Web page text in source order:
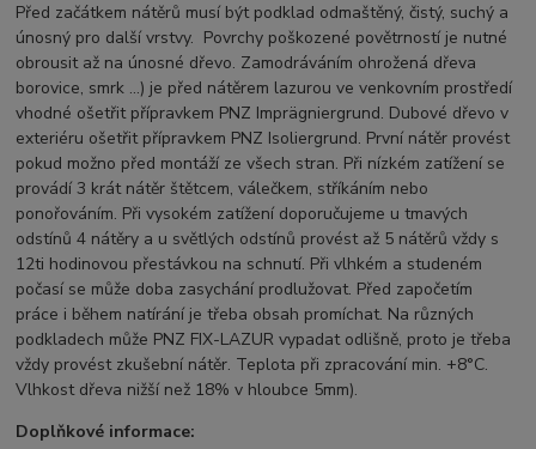
Před začátkem nátěrů musí být podklad odmaštěný, čistý, suchý a
únosný pro další vrstvy. Povrchy poškozené povětrností je nutné
obrousit až na únosné dřevo. Zamodráváním ohrožená dřeva
borovice, smrk …) je před nátěrem lazurou ve venkovním prostředí
vhodné ošetřit přípravkem PNZ Imprägniergrund. Dubové dřevo v
exteriéru ošetřit přípravkem PNZ Isoliergrund. První nátěr provést
pokud možno před montáží ze všech stran. Při nízkém zatížení se
provádí 3 krát nátěr štětcem, válečkem, stříkáním nebo
ponořováním. Při vysokém zatížení doporučujeme u tmavých
odstínů 4 nátěry a u světlých odstínů provést až 5 nátěrů vždy s
12ti hodinovou přestávkou na schnutí. Při vlhkém a studeném
počasí se může doba zasychání prodlužovat. Před započetím
práce i během natírání je třeba obsah promíchat. Na různých
podkladech může PNZ FIX-LAZUR vypadat odlišně, proto je třeba
vždy provést zkušební nátěr. Teplota při zpracování min. +8°C.
Vlhkost dřeva nižší než 18% v hloubce 5mm).
Doplňkové informace: